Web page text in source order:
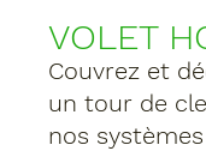
VOLET
Couvrez et
un tour de
nos